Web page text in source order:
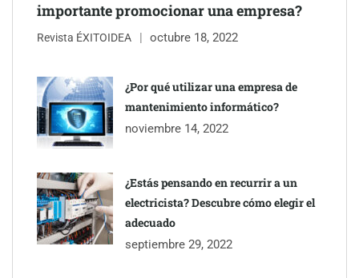
Eagle Waterproofing recomienda revisar la
impermeabilización de las viviendas antes de las vacaciones
importante promocionar una empresa?
Revista ÉXITOIDEA octubre 18, 2022
¿Por qué utilizar una empresa de
mantenimiento informático?
noviembre 14, 2022
¿Estás pensando en recurrir a un
electricista? Descubre cómo elegir el
adecuado
septiembre 29, 2022